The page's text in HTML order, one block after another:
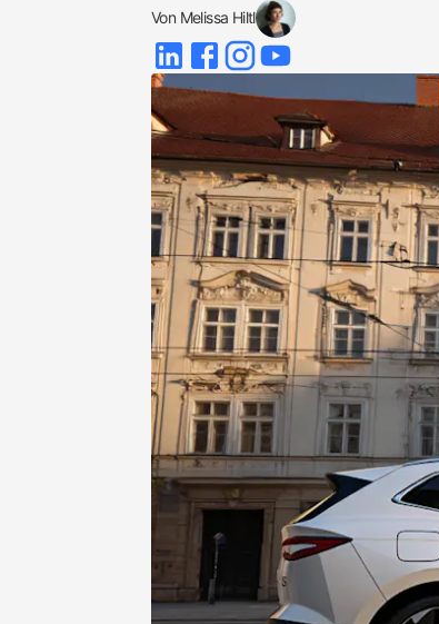
Von Melissa Hiltl